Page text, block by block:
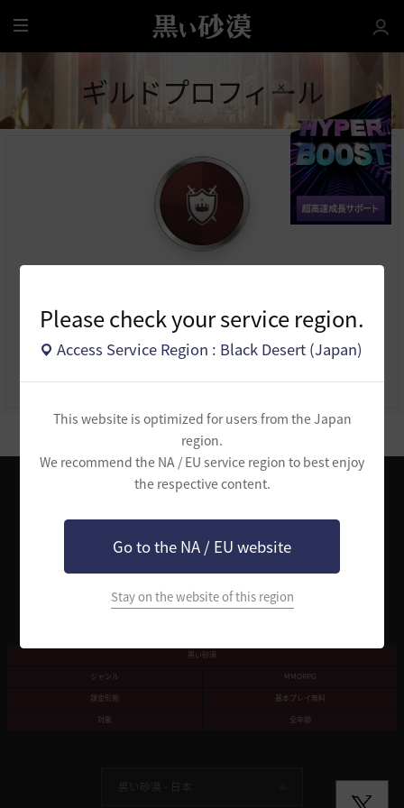
Please check your service region.
Access Service Region : Black Desert (Japan)
This website is optimized for users from the Japan
region.
We recommend the NA / EU service region to best enjoy
the respective content.
Go to the NA / EU website
Stay on the website of this region
全
体
ギルドプロフィール
ギルド作成日
2024.04.28
かくれんぼ教
メンバー
4人
占領現況
なし
Pearl Abyssサービス利用規約
個人情報処理方針
「黒い砂漠」サービス利用規約
「特定商取引法」及び「資金決済法」に基づく表記
ゲーム基本情報
ファンコンテンツガイド
サポートセンター
クッキーポリシー
黒い砂漠
ジャンル
MMORPG
課金形態
基本プレイ無料
対象
全年齢
黒い砂漠 - 日本